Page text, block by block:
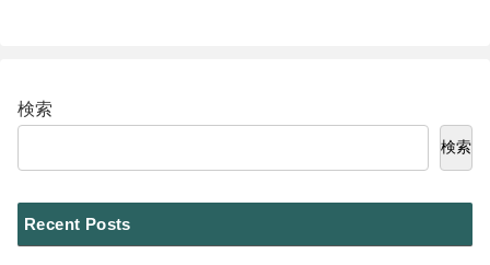
検索
検索
Recent Posts